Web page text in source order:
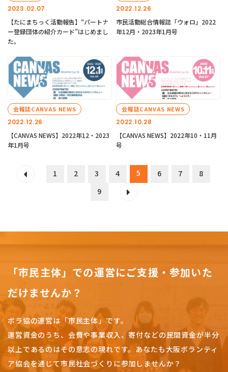
2023.02.07
【たにまちっく活動報告】“パートナ
ー登録団体の紹介カード”はじめまし
た。
2022.12.26
市民活動総合情報誌「ウォロ」2022
年12月・2023年1月号
2022.12.26
会報誌CANVAS NEWS
【CANVAS NEWS】2022年12・2023
年1月号
2022.10.28
会報誌CANVAS NEWS
【CANVAS NEWS】2022年10・11月
号
1 2 3 4 5 6 7
8
9
「市民主体」での運営にご支援・参加いた
だけませんか？
ボラ協の運営は「市民主体」です。
運営資金のうち、会費や事業収入、寄付などの民間資金が半分
以上であるのはその意志の現れです。 あなたも大阪ボランティ
ア協会を通じて市民社会づくりに参加しませんか？